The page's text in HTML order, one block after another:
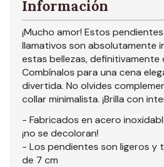
Información
¡Mucho amor! Estos
llamativos son absolutamente
estas bellezas, definitivamente
Combínalos para una cena
divertida. No olvides
collar minimalista. ¡Brilla con
- Fabricados en acero
¡no se decoloran!
- Los pendientes son ligeros y
de 7 cm